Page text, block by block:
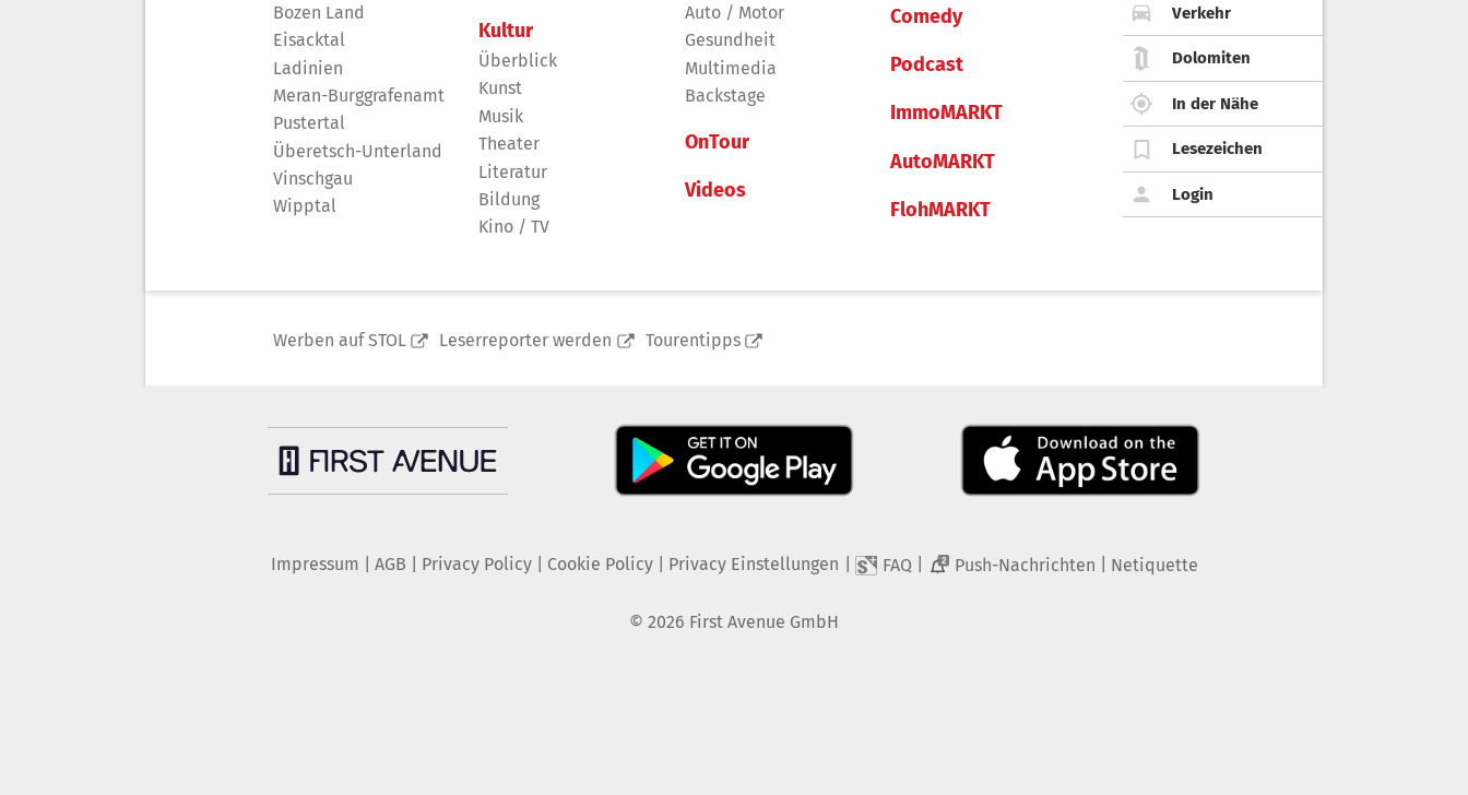
Bozen Land
Eisacktal
Ladinien
Meran-Burggrafenamt
Pustertal
Überetsch-Unterland
Vinschgau
Wipptal
Kultur
Überblick
Kunst
Musik
Theater
Literatur
Bildung
Kino / TV
Auto / Motor
Gesundheit
Multimedia
Backstage
OnTour
Videos
Comedy
Podcast
ImmoMARKT
AutoMARKT
FlohMARKT
Verkehr
Dolomiten
In der Nähe
Lesezeichen
Login
Werben auf STOL Leserreporter werden Tourentipps
Impressum AGB Privacy Policy| Cookie Policy| Privacy Einstellungen FAQ 2 Push-Nachrichten Netiquette
© 2026 First Avenue GmbH